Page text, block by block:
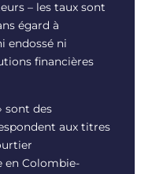
– les taux sont
égard à
endossé ni
financières
sont des
aux titres
en Colombie-